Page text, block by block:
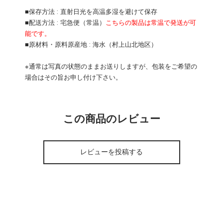
■保存方法 : 直射日光を高温多湿を避けて保存
■配送方法 : 宅急便（常温） こちらの製品は常温で発送が可
能です。
■原材料・原料原産地 : 海水（村上山北地区）
※通常は写真の状態のままお送りしますが、包装をご希望の
場合はその旨お申し付け下さい。
この商品のレビュー
レビューを投稿する